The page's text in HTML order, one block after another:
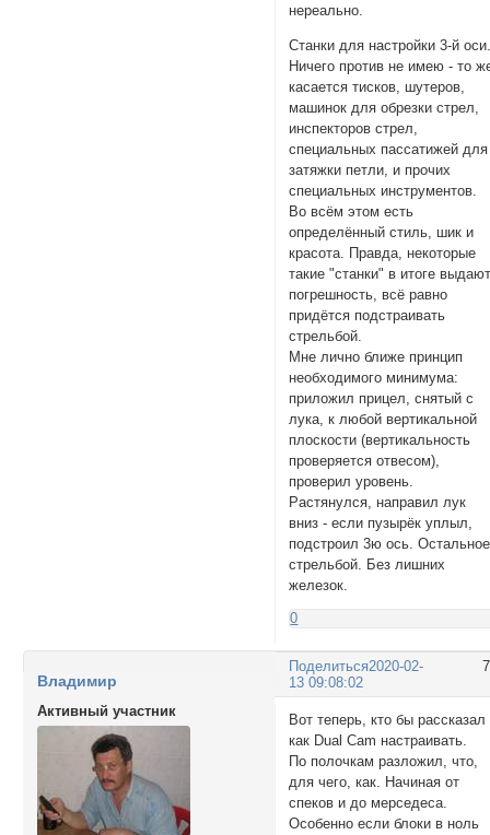
нереально.
Станки для настройки 3-й
Ничего против не имею - то
касается тисков, шутеров,
машинок для обрезки стрел,
инспекторов стрел,
специальных пассатижей для
затяжки петли, и прочих
специальных инструментов.
Во всём этом есть
определённый стиль, шик и
красота. Правда, некоторые
такие "станки" в итоге
погрешность, всё равно
придётся подстраивать
стрельбой.
Мне лично ближе принцип
необходимого минимума:
приложил прицел, снятый с
лука, к любой вертикальной
плоскости (вертикальность
проверяется отвесом),
проверил уровень.
Растянулся, направил лук
вниз - если пузырёк уплыл,
подстроил 3ю ось. Остальное
стрельбой. Без лишних
железок.
0
Поделиться2020-02-
13 09:08:02
Владимир
Активный участник
Вот теперь, кто бы рассказал
как Dual Cam настраивать.
По полочкам разложил, что,
для чего, как. Начиная от
спеков и до мерседеса.
Особенно если блоки в ноль